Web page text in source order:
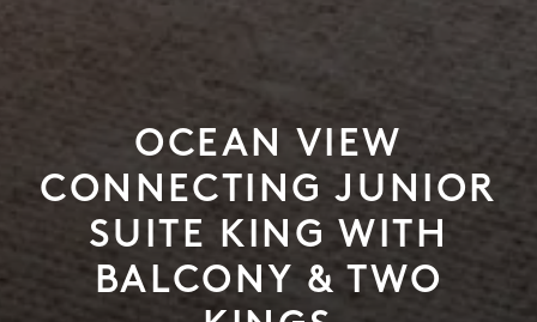
OCEAN VIEW
CONNECTING JUNIOR
SUITE KING WITH
BALCONY & TWO